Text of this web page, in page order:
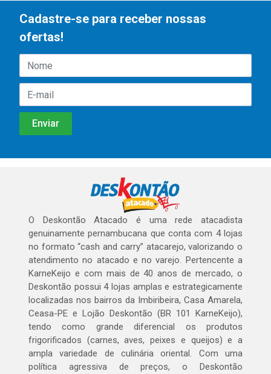
Cadastre-se para receber nossas
ofertas!
O Deskontão Atacado é uma rede atacadista
genuinamente pernambucana que conta com 4 lojas
no formato “cash and carry” atacarejo, valorizando o
atendimento no atacado e no varejo. Pertencente a
KarneKeijo e com mais de 40 anos de mercado, o
Deskontão possui 4 lojas amplas e estrategicamente
localizadas nos bairros da Imbiribeira, Casa Amarela,
Ceasa-PE e Lojão Deskontão (BR 101 KarneKeijo),
tendo como grande diferencial os produtos
frigorificados (carnes, aves, peixes e queijos) e a
ampla variedade de culinária oriental. Com uma
política agressiva de preços, o Deskontão